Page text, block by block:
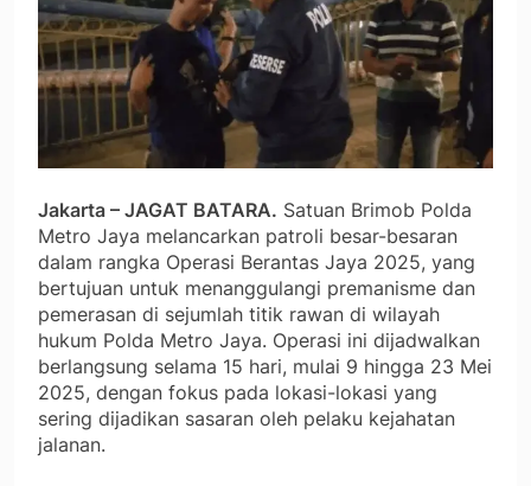
Jakarta – JAGAT BATARA. Satuan Brimob Polda
Metro Jaya melancarkan patroli besar-besaran
dalam rangka Operasi Berantas Jaya 2025, yang
bertujuan untuk menanggulangi premanisme dan
pemerasan di sejumlah titik rawan di wilayah
hukum Polda Metro Jaya. Operasi ini dijadwalkan
berlangsung selama 15 hari, mulai 9 hingga 23 Mei
2025, dengan fokus pada lokasi-lokasi yang
sering dijadikan sasaran oleh pelaku kejahatan
jalanan.